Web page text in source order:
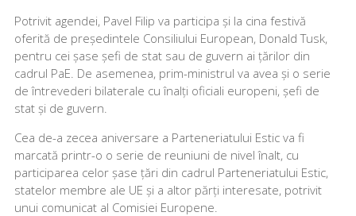
Potrivit agendei, Pavel Filip va participa și la cina festivă
oferită de președintele Consiliului European, Donald Tusk,
pentru cei șase șefi de stat sau de guvern ai țărilor din
cadrul PaE. De asemenea, prim-ministrul va avea și o serie
de întrevederi bilaterale cu înalți oficiali europeni, șefi de
stat și de guvern.
Cea de-a zecea aniversare a Parteneriatului Estic va fi
marcată printr-o o serie de reuniuni de nivel înalt, cu
participarea celor șase țări din cadrul Parteneriatului Estic,
statelor membre ale UE și a altor părți interesate, potrivit
unui comunicat al Comisiei Europene.